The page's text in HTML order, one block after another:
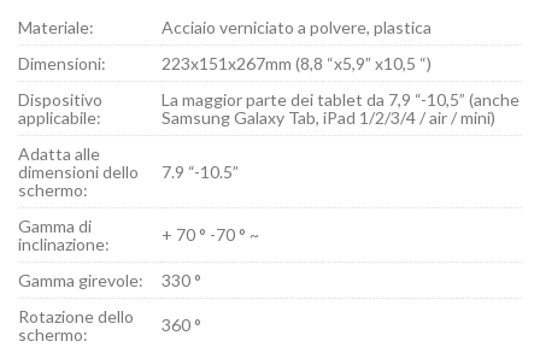
Materiale:
Acciaio verniciato a polvere, plastica
Dimensioni:
223x151x267mm (8,8 “x5,9” x10,5 “)
Dispositivo
applicabile:
La maggior parte dei tablet da 7,9 “-10,5” (anche
Samsung Galaxy Tab, iPad 1/2/3/4 / air / mini)
Adatta alle
dimensioni dello
schermo:
7.9 “-10.5”
Gamma di
inclinazione:
+ 70 ° -70 ° ~
Gamma girevole:
330 °
Rotazione dello
schermo:
360 °